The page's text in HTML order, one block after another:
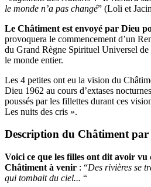
le monde n’a pas changé” (Loli et
Le Châtiment est envoyé par Dieu
provoquera le commencement d’un
du Grand Règne Spirituel Universel
le monde entier.
Les 4 petites ont eu la vision du
Dieu 1962 au cours d’extases
poussés par les fillettes durant ces
Les nuits des cris ».
Description du Châtiment par
Voici ce que les filles ont dit avoir
Châtiment à venir : “Des rivières se
qui tombait du ciel... “